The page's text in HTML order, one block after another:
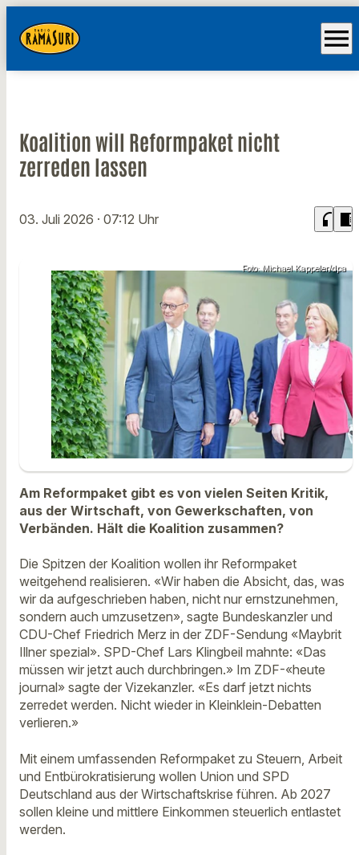
menu
Koalition will Reformpaket nicht
zerreden lassen
03. Juli 2026 · 07:12 Uhr headphones chrome_reader_mode
Foto: Michael Kappeler/dpa
Am Reformpaket gibt es von vielen Seiten Kritik,
aus der Wirtschaft, von Gewerkschaften, von
Verbänden. Hält die Koalition zusammen?
Die Spitzen der Koalition wollen ihr Reformpaket
weitgehend realisieren. «Wir haben die Absicht, das, was
wir da aufgeschrieben haben, nicht nur ernstzunehmen,
sondern auch umzusetzen», sagte Bundeskanzler und
CDU-Chef Friedrich Merz in der ZDF-Sendung «Maybrit
Illner spezial». SPD-Chef Lars Klingbeil mahnte: «Das
müssen wir jetzt auch durchbringen.» Im ZDF-«heute
journal» sagte der Vizekanzler. «Es darf jetzt nichts
zerredet werden. Nicht wieder in Kleinklein-Debatten
verlieren.»
Mit einem umfassenden Reformpaket zu Steuern, Arbeit
und Entbürokratisierung wollen Union und SPD
Deutschland aus der Wirtschaftskrise führen. Ab 2027
sollen kleine und mittlere Einkommen steuerlich entlastet
werden.